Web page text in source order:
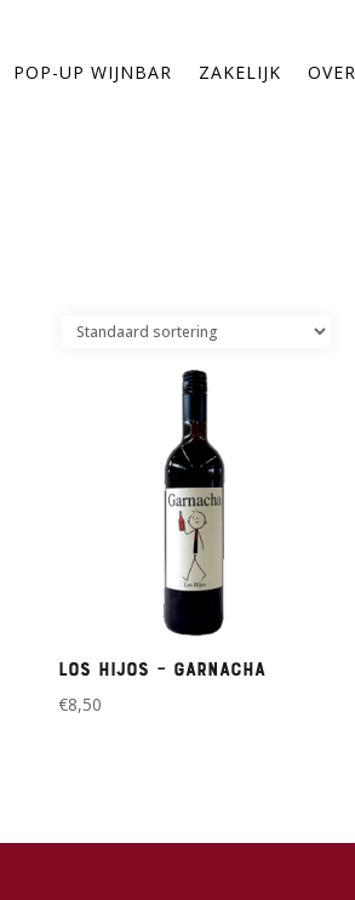
POP-UP WIJNBAR ZAKELIJK
Los Hijos – Garnacha
€8,50